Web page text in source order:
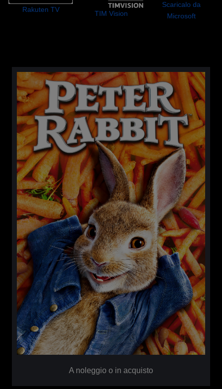
Rakuten TV
TIM Vision
Scaricalo da
Microsoft
A noleggio o in acquisto